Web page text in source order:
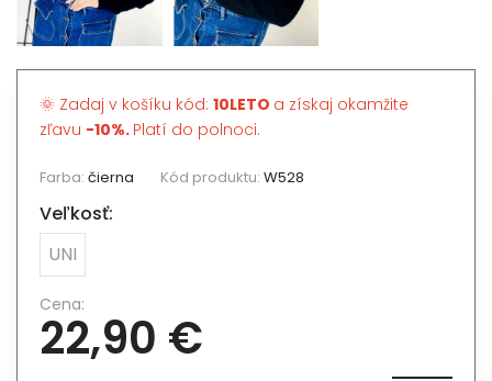
🌞 Zadaj v košíku kód: 10LETO a získaj okamžite
zľavu -10%. Platí do polnoci.
Farba: čierna Kód produktu: W528
Veľkosť:
UNI
Cena:
22,90 €